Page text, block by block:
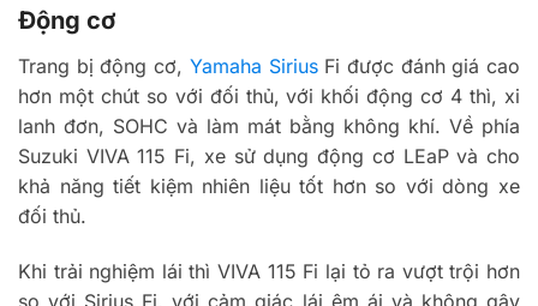
Động cơ
Trang bị động cơ, Yamaha SiriusFi được đánh giá cao
hơn một chút so với đối thủ, với khối động cơ 4 thì, xi
lanh đơn, SOHC và làm mát bằng không khí. Về phía
Suzuki VIVA 115 Fi, xe sử dụng động cơ LEaP và cho
khả năng tiết kiệm nhiên liệu tốt hơn so với dòng xe
đối thủ.
Khi trải nghiệm lái thì VIVA 115 Fi lại tỏ ra vượt trội hơn